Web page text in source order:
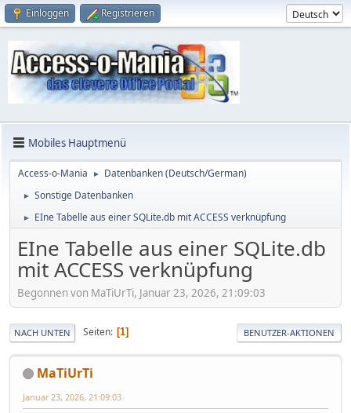
Einloggen Registrieren
Mobiles Hauptmenü
Access-o-Mania ► Datenbanken (Deutsch/German)
► Sonstige Datenbanken
► EIne Tabelle aus einer SQLite.db mit ACCESS verknüpfung
EIne Tabelle aus einer SQLite.db
mit ACCESS verknüpfung
Begonnen von MaTiUrTi, Januar 23, 2026, 21:09:03
NACH UNTEN Seiten 1 BENUTZER-AKTIONEN
MaTiUrTi
Januar 23, 2026, 21:09:03